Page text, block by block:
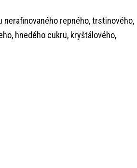
nerafinovaného repného, trstinového,
hnedého cukru, kryštálového,